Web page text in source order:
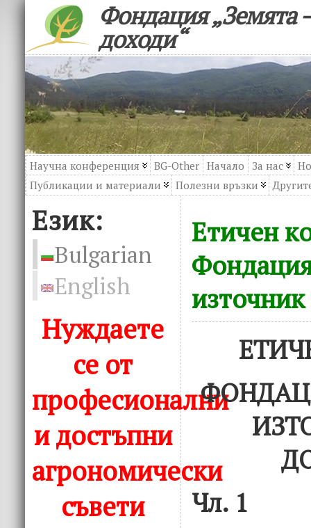
Фондация „Земята
доходи“
Научна конференция BG-Other Начало За нас
Публикации и материали
Полезни връзки
Език:
Bulgarian
English
Нуждаете
се от
професионални
и достъпни
агрономически
съвети
Етичен
Чл. 1